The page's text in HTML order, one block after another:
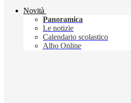
Novità
Panoramica
Le notizie
Calendario scolastico
Albo Online